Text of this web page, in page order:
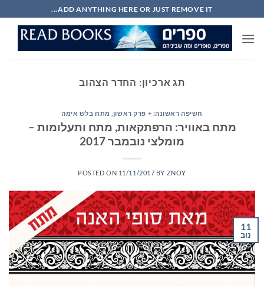
to
content
ADD ANYTHING HERE OR JUST REMOVE IT...
תג ארכיון: החדר הצהוב
חשיפה ראשונה: + פרק ראשון מתח בלש אימה
מתח באוויר: הרפתקאות, מתח ותעלומות –
מומלצי נובמבר 2017
POSTED ON 11/11/2017 BY ZNOY
11
נוב